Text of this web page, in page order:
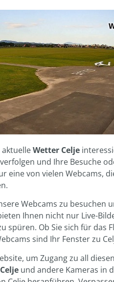
aktuelleWetter Celje
und Ihre Besuche
eine von vielen Webcams,
Webcams zu besuchen
Ihnen nicht nur Live-
spüren. Ob Sie sich für das
sind Ihr Fenster zu
um Zugang zu all
und andere Kameras in